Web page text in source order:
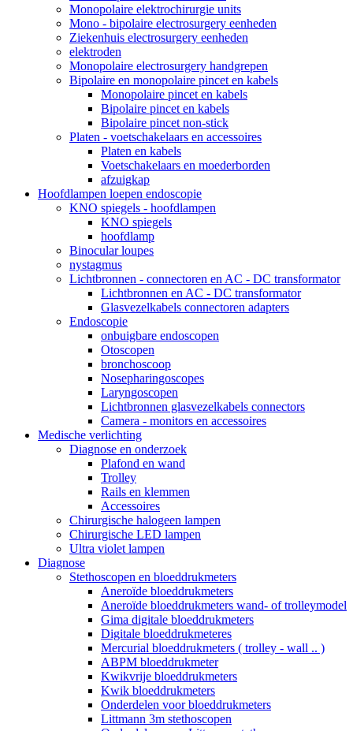
Monopolaire elektrochirurgie units
Mono - bipolaire electrosurgery eenheden
Ziekenhuis electrosurgery eenheden
elektroden
Monopolaire electrosurgery handgrepen
Bipolaire en monopolaire pincet en kabels
Monopolaire pincet en kabels
Bipolaire pincet en kabels
Bipolaire pincet non-stick
Platen - voetschakelaars en accessoires
Platen en kabels
Voetschakelaars en moederborden
afzuigkap
Hoofdlampen loepen endoscopie
KNO spiegels - hoofdlampen
KNO spiegels
hoofdlamp
Binocular loupes
nystagmus
Lichtbronnen - connectoren en AC - DC transformator
Lichtbronnen en AC - DC transformator
Glasvezelkabels connectoren adapters
Endoscopie
onbuigbare endoscopen
Otoscopen
bronchoscoop
Nosepharingoscopes
Laryngoscopen
Lichtbronnen glasvezelkabels connectors
Camera - monitors en accessoires
Medische verlichting
Diagnose en onderzoek
Plafond en wand
Trolley
Rails en klemmen
Accessoires
Chirurgische halogeen lampen
Chirurgische LED lampen
Ultra violet lampen
Diagnose
Stethoscopen en bloeddrukmeters
Aneroïde bloeddrukmeters
Aneroïde bloeddrukmeters wand- of trolleymodel
Gima digitale bloeddrukmeters
Digitale bloeddrukmeteres
Mercurial bloeddrukmeters ( trolley - wall .. )
ABPM bloeddrukmeter
Kwikvrije bloeddrukmeters
Kwik bloeddrukmeters
Onderdelen voor bloeddrukmeters
Littmann 3m stethoscopen